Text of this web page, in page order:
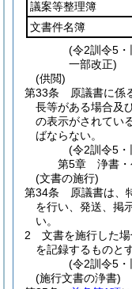
議案等整理簿
文書件名簿
(令2訓令5・
一部改正)
(供閲)
第33条
原議書に係
長等がある場合及
の表示がされてい
ばならない。
(令2訓令5
第5章
浄書
(文書の施行)
第34条
原議書は、
を行い、発送、掲
い。
2
文書を施行した
を記録するものと
(令2訓令5
(施行文書の浄書)